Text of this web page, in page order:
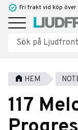
Meny
Fri frakt vid köp
HEM
117